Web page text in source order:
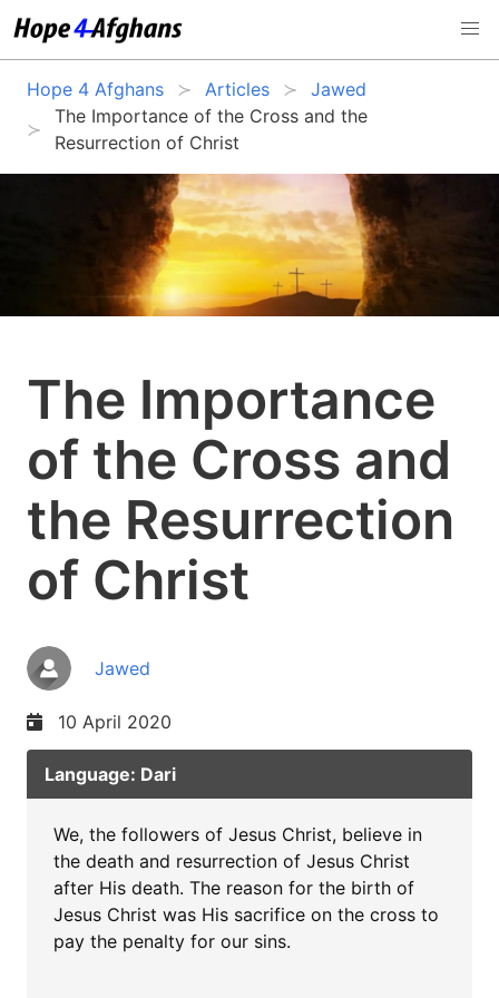
Hope 4 Afghans Articles
Jawed
The Importance of the Cross and the
Resurrection of Christ
The Importance
of the Cross and
the Resurrection
of Christ
Jawed
10 April 2020
Language: Dari
We, the followers of Jesus Christ, believe in
the death and resurrection of Jesus Christ
after His death. The reason for the birth of
Jesus Christ was His sacrifice on the cross to
pay the penalty for our sins.